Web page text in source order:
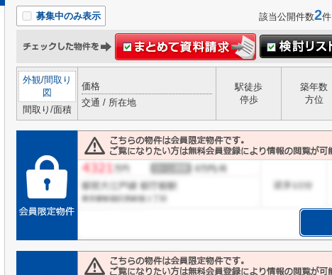
募集中のみ表示 該当公開件数2
外観/間取り
図
間取り/面積
価格
交通 / 所在地
駅徒歩
停歩
築年数
方位